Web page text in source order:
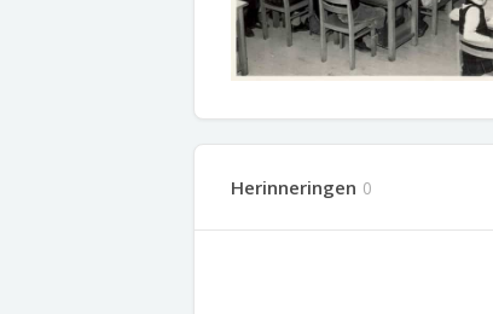
Herinneringen 0